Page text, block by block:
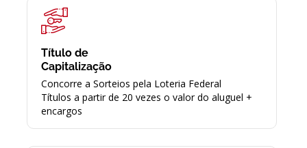
Título de
Capitalização
Concorre a Sorteios pela Loteria Federal
Títulos a partir de 20 vezes o valor do aluguel +
encargos